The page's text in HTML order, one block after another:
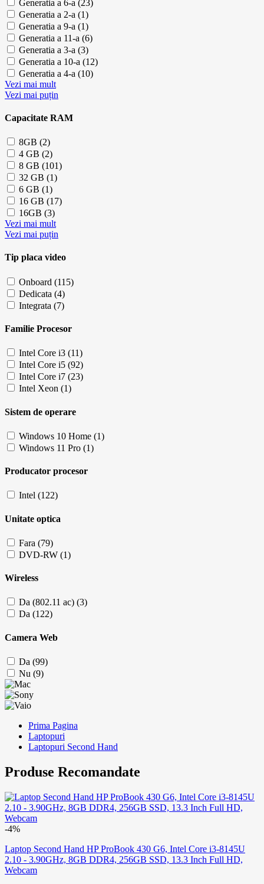
Generatia a 6-a (23)
Generatia a 2-a (1)
Generatia a 9-a (1)
Generatia a 11-a (6)
Generatia a 3-a (3)
Generatia a 10-a (12)
Generatia a 4-a (10)
Vezi mai mult
Vezi mai puțin
Capacitate RAM
8GB (2)
4 GB (2)
8 GB (101)
32 GB (1)
6 GB (1)
16 GB (17)
16GB (3)
Vezi mai mult
Vezi mai puțin
Tip placa video
Onboard (115)
Dedicata (4)
Integrata (7)
Familie Procesor
Intel Core i3 (11)
Intel Core i5 (92)
Intel Core i7 (23)
Intel Xeon (1)
Sistem de operare
Windows 10 Home (1)
Windows 11 Pro (1)
Producator procesor
Intel (122)
Unitate optica
Fara (79)
DVD-RW (1)
Wireless
Da (802.11 ac) (3)
Da (122)
Camera Web
Da (99)
Nu (9)
Prima Pagina
Laptopuri
Laptopuri Second Hand
Produse Recomandate
-4%
Laptop Second Hand HP ProBook 430 G6, Intel Core i3-8145U
2.10 - 3.90GHz, 8GB DDR4, 256GB SSD, 13.3 Inch Full HD,
Webcam